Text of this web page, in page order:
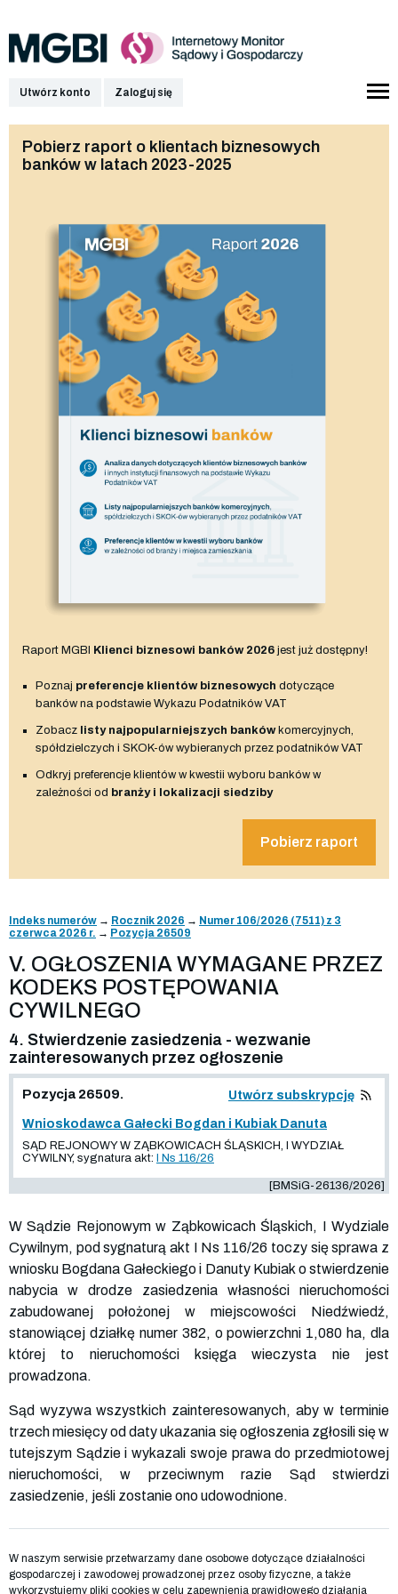
Utwórz konto Zaloguj się
Pobierz raport o klientach biznesowych
banków w latach 2023-2025
Raport MGBI Klienci biznesowi banków 2026 jest już dostępny!
Poznaj preferencje klientów biznesowych dotyczące
banków na podstawie Wykazu Podatników VAT
Zobacz listy najpopularniejszych bankówkomercyjnych,
spółdzielczych i SKOK-ów wybieranych przez podatników VAT
Odkryj preferencje klientów w kwestii wyboru banków w
zależności od branży i lokalizacji siedziby
Pobierz raport
Indeks numerów → Rocznik 2026 → Numer 106/2026 (7511) z 3
czerwca 2026 r. → Pozycja 26509
V. OGŁOSZENIA WYMAGANE PRZEZ
KODEKS POSTĘPOWANIA
CYWILNEGO
4. Stwierdzenie zasiedzenia - wezwanie
zainteresowanych przez ogłoszenie
Pozycja 26509. Utwórz subskrypcję
Wnioskodawca Gałecki Bogdan i Kubiak Danuta
SĄD REJONOWY W ZĄBKOWICACH ŚLĄSKICH, I WYDZIAŁ
CYWILNY, sygnatura akt: I Ns 116/26
[BMSiG-26136/2026]
W Sądzie Rejonowym w Ząbkowicach Śląskich, I Wydziale
Cywilnym, pod sygnaturą akt I Ns 116/26 toczy się sprawa z
wniosku Bogdana Gałeckiego i Danuty Kubiak o stwierdzenie
nabycia w drodze zasiedzenia własności nieruchomości
zabudowanej położonej w miejscowości Niedźwiedź,
stanowiącej działkę numer 382, o powierzchni 1,080 ha, dla
której to nieruchomości księga wieczysta nie jest
prowadzona.
Sąd wyzywa wszystkich zainteresowanych, aby w terminie
trzech miesięcy od daty ukazania się ogłoszenia zgłosili się w
tutejszym Sądzie i wykazali swoje prawa do przedmiotowej
nieruchomości, w przeciwnym razie Sąd stwierdzi
zasiedzenie, jeśli zostanie ono udowodnione.
W naszym serwisie przetwarzamy dane osobowe dotyczące działalności
gospodarczej i zawodowej prowadzonej przez osoby fizyczne, a także
wykorzystujemy pliki cookies w celu zapewnienia prawidłowego działania